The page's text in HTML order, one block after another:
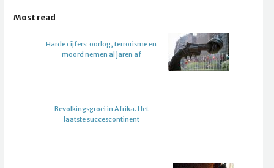
Most read
Harde cijfers: oorlog, terrorisme en
moord nemen al jaren af
Bevolkingsgroei in Afrika. Het
laatste succescontinent